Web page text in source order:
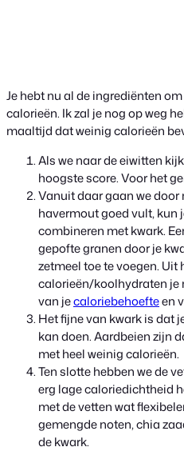
Je hebt nu al de ingrediënten
calorieën. Ik zal je nog op weg
maaltijd dat weinig calorieën
Als we naar de eiwitten
hoogste score. Voor het
Vanuit daar gaan we
havermout goed vult, kun
combineren met kwark.
gepofte granen door je
zetmeel toe te voegen. Uit
calorieën/koolhydraten
van jecaloriebehoefteen
Het fijne van kwark is dat
kan doen. Aardbeien zijn
met heel weinig calorieën.
Ten slotte hebben we de
erg lage caloriedichtheid
met de vetten wat
gemengde noten, chia
de kwark.